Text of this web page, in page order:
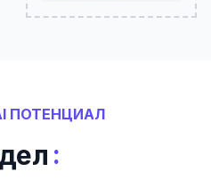
ПОТЕНЦИАЛ
: